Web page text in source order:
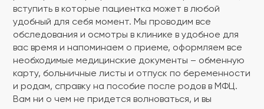
вступить в которые пациентка может в любой
удобный для себя момент. Мы проводим все
обследования и осмотры в клинике в удобное для
вас время и напоминаем о приеме, оформляем все
необходимые медицинские документы – обменную
карту, больничные листы и отпуск по беременности
и родам, справку на пособие после родов в МФЦ.
Вам ни о чем не придется волноваться, и вы